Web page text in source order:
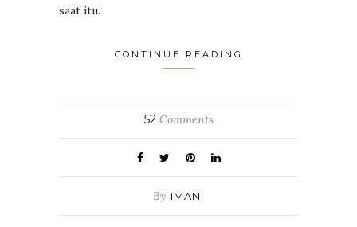
saat itu.
CONTINUE READING
52 Comments
By IMAN